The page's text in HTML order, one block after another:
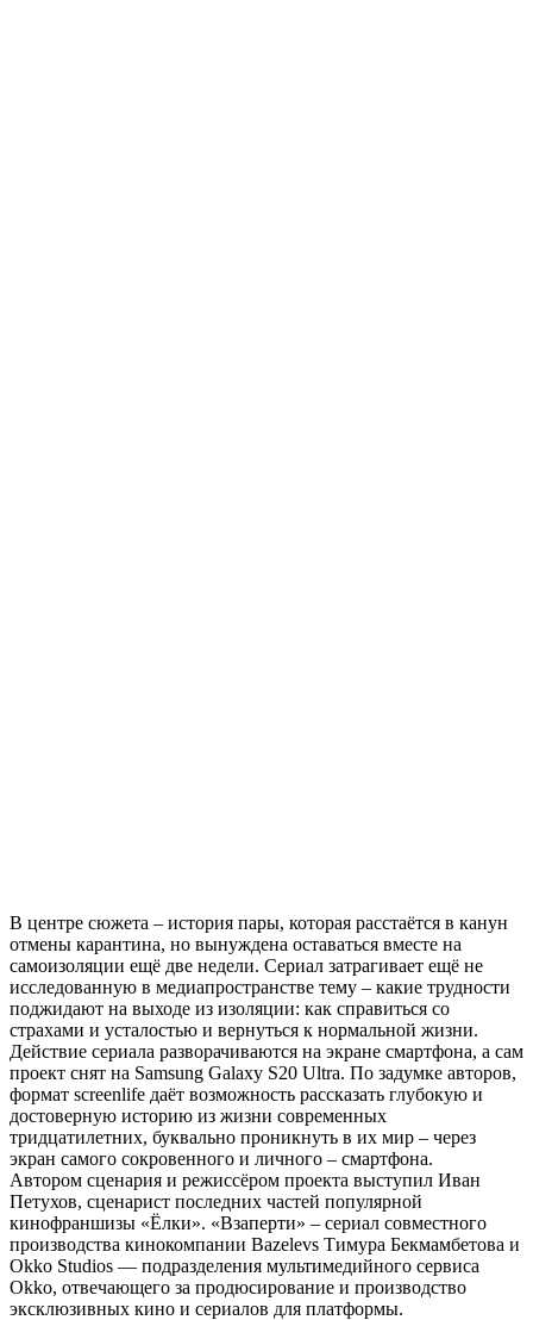
В центре сюжета – история пары, которая расстаётся в канун
отмены карантина, но вынуждена оставаться вместе на
самоизоляции ещё две недели. Сериал затрагивает ещё не
исследованную в медиапространстве тему – какие трудности
поджидают на выходе из изоляции: как справиться со
страхами и усталостью и вернуться к нормальной жизни.
Действие сериала разворачиваются на экране смартфона, а сам
проект снят на Samsung Galaxy S20 Ultra. По задумке авторов,
формат screenlife даёт возможность рассказать глубокую и
достоверную историю из жизни современных
тридцатилетних, буквально проникнуть в их мир – через
экран самого сокровенного и личного – смартфона.
Автором сценария и режиссёром проекта выступил Иван
Петухов, сценарист последних частей популярной
кинофраншизы «Ёлки». «Взаперти» – сериал совместного
производства кинокомпании Bazelevs Тимура Бекмамбетова и
Okko Studios — подразделения мультимедийного сервиса
Okko, отвечающего за продюсирование и производство
эксклюзивных кино и сериалов для платформы.